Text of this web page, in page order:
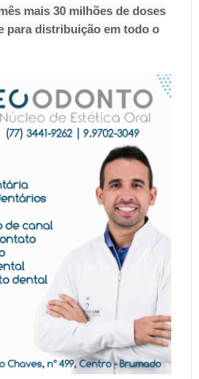
mais 30 milhões de doses
para distribuição em todo o